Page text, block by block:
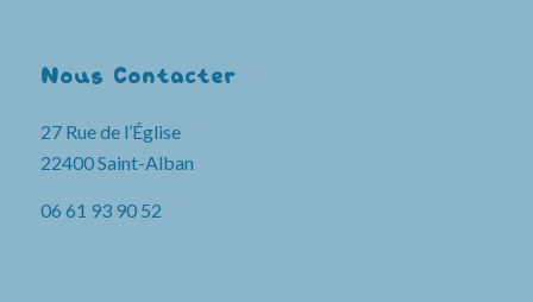
Nous Contacter
27 Rue de l’Église
22400 Saint-Alban
06 61 93 90 52